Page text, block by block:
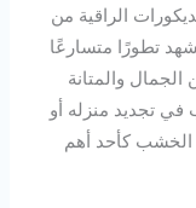
الراقية من
تطورًا متسارعًا
والمتانة
تجديد منزله أو
الخشب كأحد أهم